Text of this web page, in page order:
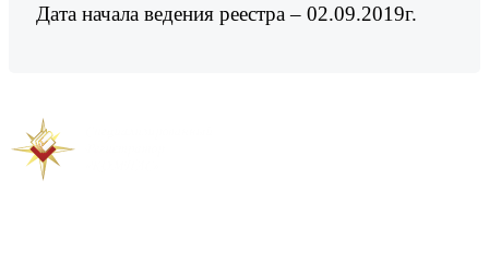
Дата начала ведения реестра – 02.09.2019г.